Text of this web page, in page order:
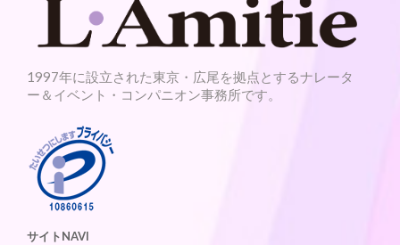
1997年に設立された東京・広尾を拠点とするナレータ
ー＆イベント・コンパニオン事務所です。
サイトNAVI